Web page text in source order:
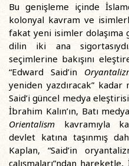
Bu genişleme içinde
kolonyal kavram ve
fakat yeni isimler dolaşıma
dilin iki ana
seçimlerine bakışını
“Edward Said’in
yeniden yazdıracak”
Said’i güncel medya
İbrahim Kalın’ın, Batı
Orientalism kavramıyla
devlet katına taşınmış
Kaplan, “Said’in
çalışmaları”ndan